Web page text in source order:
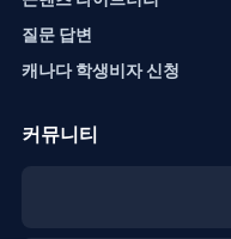
질문 답변
캐나다 학생비자 신청
커뮤니티